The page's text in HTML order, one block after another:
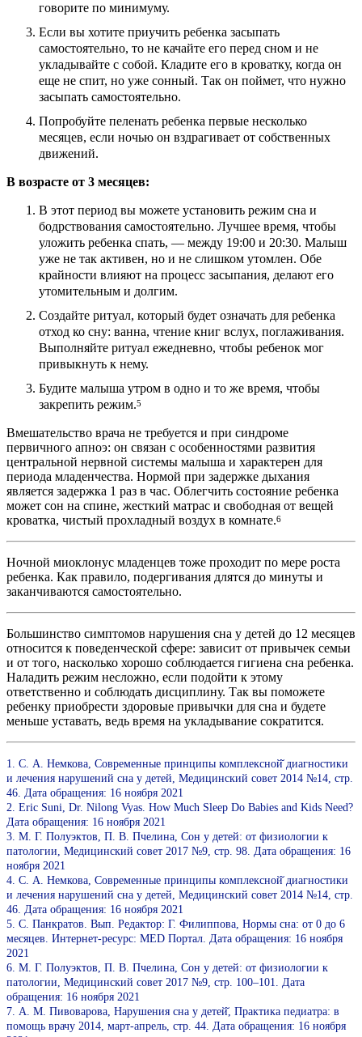
говорите по минимуму.
Если вы хотите приучить ребенка засыпать
самостоятельно, то не качайте его перед сном и не
укладывайте с собой. Кладите его в кроватку, когда он
еще не спит, но уже сонный. Так он поймет, что нужно
засыпать самостоятельно.
Попробуйте пеленать ребенка первые несколько
месяцев, если ночью он вздрагивает от собственных
движений.
В возрасте от 3 месяцев:
В этот период вы можете установить режим сна и
бодрствования самостоятельно. Лучшее время, чтобы
уложить ребенка спать, — между 19:00 и 20:30. Малыш
уже не так активен, но и не слишком утомлен. Обе
крайности влияют на процесс засыпания, делают его
утомительным и долгим.
Создайте ритуал, который будет означать для ребенка
отход ко сну: ванна, чтение книг вслух, поглаживания.
Выполняйте ритуал ежедневно, чтобы ребенок мог
привыкнуть к нему.
Будите малыша утром в одно и то же время, чтобы
закрепить режим.5
Вмешательство врача не требуется и при синдроме
первичного апноэ: он связан с особенностями развития
центральной нервной системы малыша и характерен для
периода младенчества. Нормой при задержке дыхания
является задержка 1 раз в час. Облегчить состояние ребенка
может сон на спине, жесткий матрас и свободная от вещей
кроватка, чистый прохладный воздух в комнате.6
Ночной миоклонус младенцев тоже проходит по мере роста
ребенка. Как правило, подергивания длятся до минуты и
заканчиваются самостоятельно.
Большинство симптомов нарушения сна у детей до 12 месяцев
относится к поведенческой сфере: зависит от привычек семьи
и от того, насколько хорошо соблюдается гигиена сна ребенка.
Наладить режим несложно, если подойти к этому
ответственно и соблюдать дисциплину. Так вы поможете
ребенку приобрести здоровые привычки для сна и будете
меньше уставать, ведь время на укладывание сократится.
1. С. А. Немкова, Современные принципы комплексной̆ диагностики
и лечения нарушений сна у детей, Медицинский совет 2014 №14, стр.
46. Дата обращения: 16 ноября 2021
2. Eric Suni, Dr. Nilong Vyas. How Much Sleep Do Babies and Kids Need?
Дата обращения: 16 ноября 2021
3. М. Г. Полуэктов, П. В. Пчелина, Сон у детей: от физиологии к
патологии, Медицинский совет 2017 №9, стр. 98. Дата обращения: 16
ноября 2021
4. С. А. Немкова, Современные принципы комплексной̆ диагностики
и лечения нарушений сна у детей, Медицинский совет 2014 №14, стр.
46. Дата обращения: 16 ноября 2021
5. С. Панкратов. Вып. Редактор: Г. Филиппова, Нормы сна: от 0 до 6
месяцев. Интернет-ресурс: MED Портал. Дата обращения: 16 ноября
2021
6. М. Г. Полуэктов, П. В. Пчелина, Сон у детей: от физиологии к
патологии, Медицинский совет 2017 №9, стр. 100–101. Дата
обращения: 16 ноября 2021
7. А. М. Пивоварова, Нарушения сна у детей̆, Практика педиатра: в
помощь врачу 2014, март-апрель, стр. 44. Дата обращения: 16 ноября